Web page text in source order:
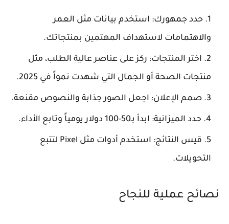
حدد جمهورك: استخدم بيانات مثل العمر
والاهتمامات لاستهداف المهتمين بمنتجاتك.
اختر المنتجات: ركز على عناصر عالية الطلب، مثل
منتجات الصحة أو الجمال التي شهدت نمواً في 2025.
صمم الإعلان: اجعل الصور جذابة والنصوص مقنعة.
حدد الميزانية: ابدأ بـ50-100 دولار يومياً وتابع الأداء.
قيس النتائج: استخدم أدوات مثل Pixel لتتبع
التحويلات.
نصائح عملية للنجاح